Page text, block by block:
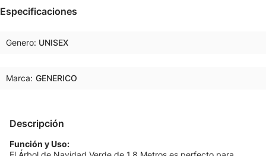
Especificaciones
Genero UNISEX
Marca: GENERICO
Descripción
Función y Uso: